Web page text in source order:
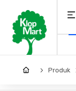
Kategori
Produk
Arsitektur
Produk